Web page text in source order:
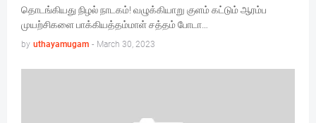
தொடங்கியது நிழல் நாடகம்! வழுக்கியாறு குளம் கட்டும் ஆரம்ப
முயற்சிகளை பாக்கியத்தம்மாள் சத்தம் போடா…
by uthayamugam - March 30, 2023